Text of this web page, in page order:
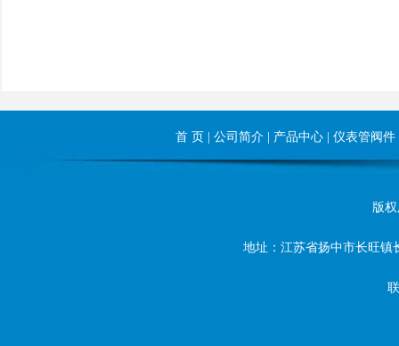
首 页 公司简介| 产品中心| 仪表管阀件
版
地址：江苏省扬中市长旺